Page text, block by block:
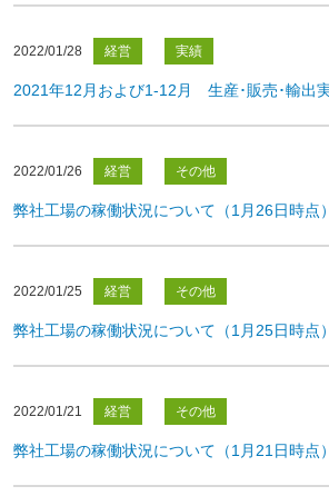
2022/01/28 経営 実績
2021年12月および1-12月 生産･販売･輸出
2022/01/26 経営 その他
弊社工場の稼働状況について（1月26日時点）
2022/01/25 経営 その他
弊社工場の稼働状況について（1月25日時点）
2022/01/21 経営 その他
弊社工場の稼働状況について（1月21日時点）